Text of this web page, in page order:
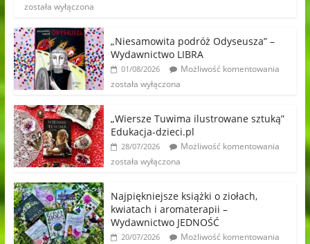
została wyłączona
„Niesamowita podróż Odyseusza” –
Wydawnictwo LIBRA
01/08/2026
Możliwość komentowania
została wyłączona
„Wiersze Tuwima ilustrowane sztuką”
Edukacja-dzieci.pl
28/07/2026
Możliwość komentowania
została wyłączona
Najpiękniejsze książki o ziołach,
kwiatach i aromaterapii –
Wydawnictwo JEDNOŚĆ
20/07/2026
Możliwość komentowania